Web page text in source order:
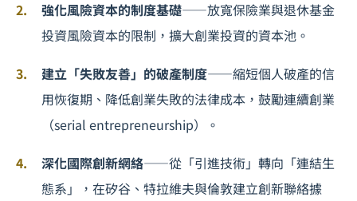
強化風險資本的制度基礎——放寬保險業與退休基金
投資風險資本的限制，擴大創業投資的資本池。
建立「失敗友善」的破產制度——縮短個人破產的信
用恢復期、降低創業失敗的法律成本，鼓勵連續創業
（serial entrepreneurship）。
深化國際創新網絡——從「引進技術」轉向「連結生
態系」，在矽谷、特拉維夫與倫敦建立創新聯絡據